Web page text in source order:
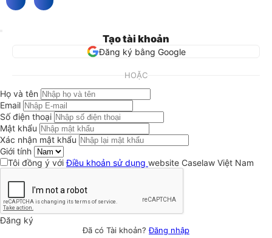
Tạo tài khoản
Đăng ký bằng Google
HOẶC
Họ và tên
Email
Số điện thoại
Mật khẩu
Xác nhận mật khẩu
Giới tính
Tôi đồng ý vớiĐiều khoản sử dụng website Caselaw Việt Nam
Đăng ký
Đã có Tài khoản?Đăng nhập